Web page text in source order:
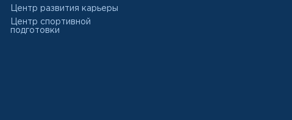
Центр развития карьеры
Центр спортивной
подготовки